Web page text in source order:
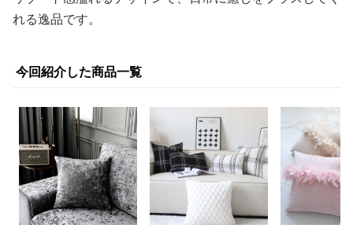
れる逸品です。
今回紹介した商品一覧